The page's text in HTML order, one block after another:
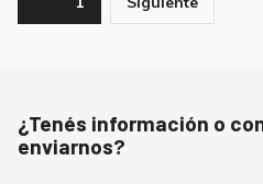
de
¿Tenés información o
enviarnos?